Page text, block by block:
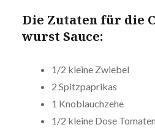
Die Zutaten für die
wurst Sauce:
1/2 kleine Zwiebel
2 Spitz­pa­pri­kas
1 Knob­lauch­ze­he
1/2 kleine Dose